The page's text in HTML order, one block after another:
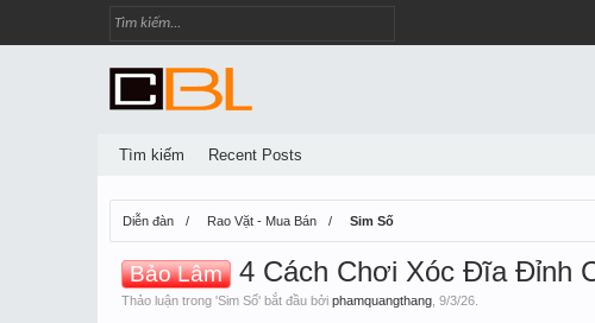
Diễn đàn Rao Vặt - Mua Bán Sim Số
Bảo Lâm 4 Cách Chơi Xóc Đĩa Đỉnh
Thảo luận trong 'Sim Số' bắt đầu bởi phamquangthang 9/3/26
Tìm kiếm Recent Posts